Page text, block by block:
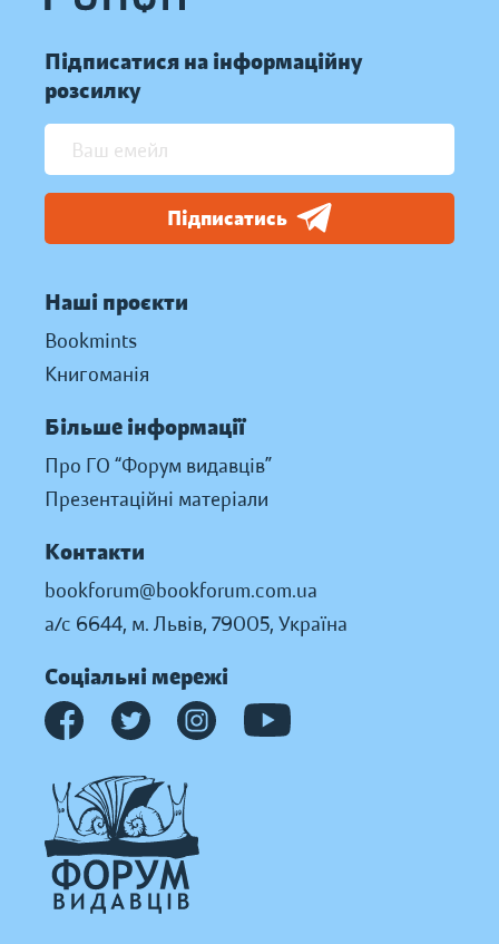
Підписатися на інформаційну
розсилку
Підписатись
Наші проєкти
Bookmints
Книгоманія
Більше інформації
Про ГО “Форум видавців”
Презентаційні матеріали
Контакти
bookforum@bookforum.com.ua
а/с 6644, м. Львів, 79005, Україна
Соціальні мережі